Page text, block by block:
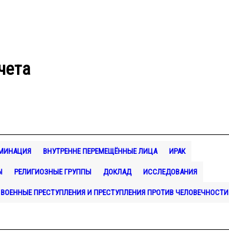
ВНУТРЕННЕ ПЕРЕМЕЩЁННЫЕ ЛИЦА ИРАК
РЕЛИГИОЗНЫЕ ГРУППЫ ДОКЛАД ИССЛЕДОВАНИЯ
ВОЕННЫЕ ПРЕСТУПЛЕНИЯ И ПРЕСТУПЛЕНИЯ ПРОТИВ ЧЕЛОВЕЧНОСТИ